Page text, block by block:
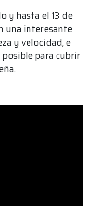
y hasta el 13 de
una interesante
y velocidad, e
para cubrir